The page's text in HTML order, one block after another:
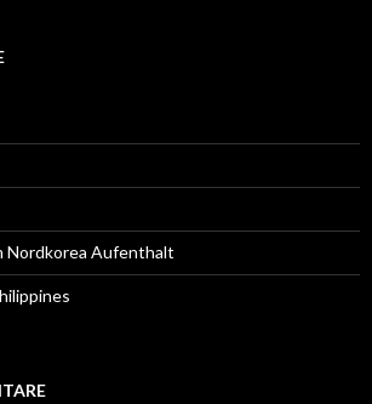
Nordkorea Aufenthalt